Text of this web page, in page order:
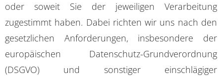
oder soweit Sie der jeweiligen Verarbeitung
zugestimmt haben. Dabei richten wir uns nach den
gesetzlichen Anforderungen, insbesondere der
europäischen Datenschutz-Grundverordnung
(DSGVO) und sonstiger einschlägiger